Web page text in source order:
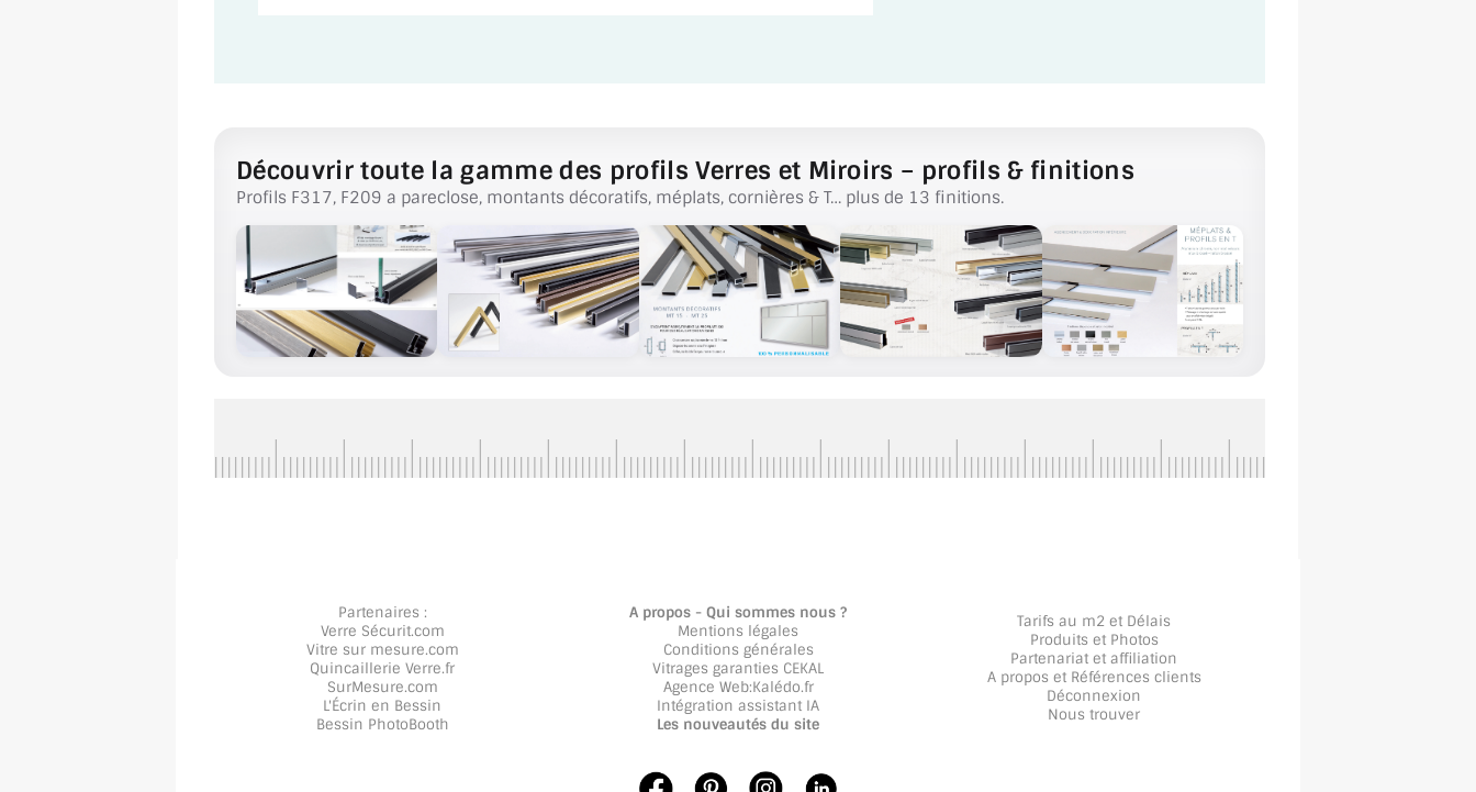
Découvrir toute la gamme des profils Verres et Miroirs – profils & finitions
Profils F317, F209 a pareclose, montants décoratifs, méplats, cornières & T… plus de 13 finitions.
Partenaires :
Verre Sécurit.com
Vitre sur mesure.com
Quincaillerie Verre.fr
SurMesure.com
L'Écrin en Bessin
Bessin PhotoBooth
A propos - Qui sommes nous ?
Mentions légales
Conditions générales
Vitrages garanties CEKAL
Agence Web:Kalédo.fr
Intégration assistant IA
Les nouveautés du site
Tarifs au m2 et Délais
Produits et Photos
Partenariat et affiliation
A propos et Références clients
Déconnexion
Nous trouver